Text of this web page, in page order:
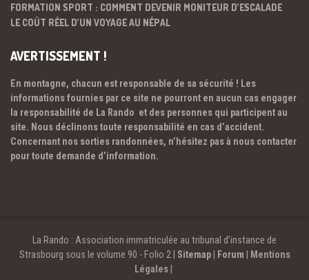
FORMATION SPORT : COMMENT DEVENIR MONITEUR D’ESCALADE
LE COÛT RÉEL D’UN VOYAGE AU NÉPAL
AVERTISSEMENT !
En montagne, chacun est responsable de sa sécurité ! Les
informations fournies par ce site ne pourront en aucun cas engager
la responsabilité de La Rando et des personnes qui participent au
site. Nous déclinons toute responsabilité en cas d’accident.
Concernant nos sorties randonnées, n’hésitez pas à nous contacter
pour toute demande d’information.
La Rando : Association immatriculée au tribunal d’instance de
Strasbourg sous le volume 90 - Folio 2 | Sitemap| Forum
Mentions
Légales